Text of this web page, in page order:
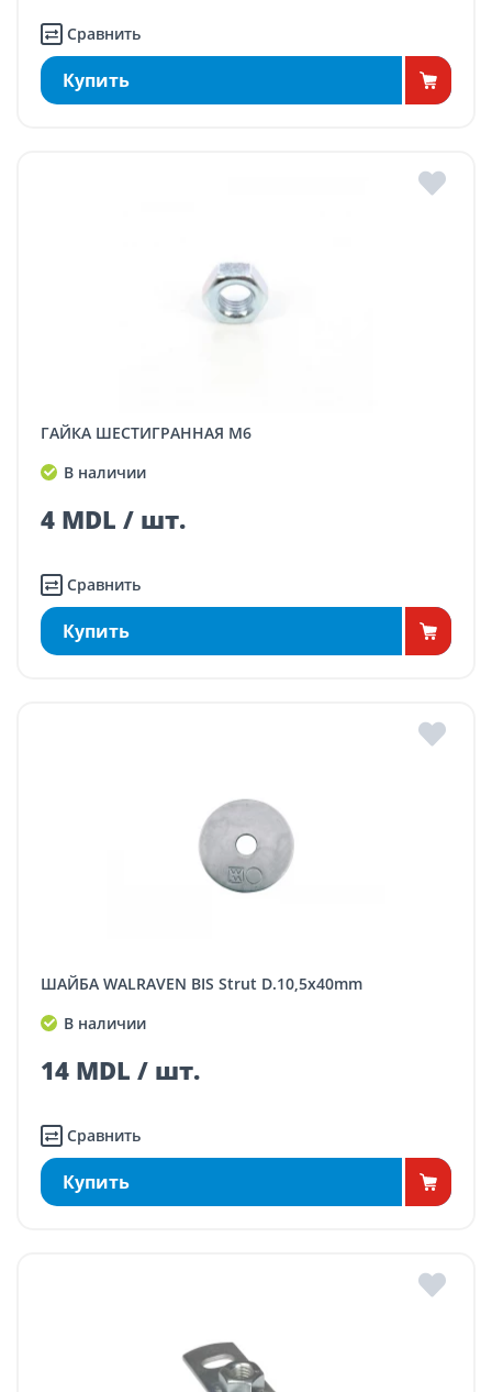
Сравнить
Купить
ГАЙКА ШЕСТИГРАННАЯ M6
В наличии
4 MDL / шт.
Сравнить
Купить
ШАЙБА WALRAVEN BIS Strut D.10,5x40mm
В наличии
14 MDL / шт.
Сравнить
Купить